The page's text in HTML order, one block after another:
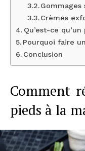
Gommages
Crèmes
Qu’est-ce
Pourquoi faire
Conclusion
Comment
pieds à la